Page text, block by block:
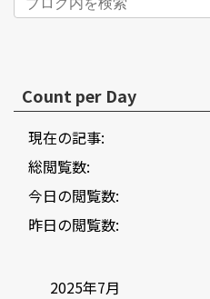
Count per Day
現在の記事:
総閲覧数:
今日の閲覧数:
昨日の閲覧数:
2025年7月